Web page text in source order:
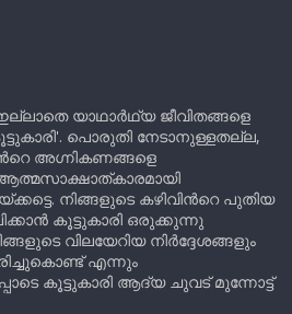
യാഥാർഥ്യ ജീവിതങ്ങളെ
പൊരുതി നേടാനുള്ളതല്ല,
അഗ്നികണങ്ങളെ
നിങ്ങളുടെ കഴിവിന്‍റെ പുതിയ
കൂട്ടുകാരി ഒരുക്കുന്നു
വിലയേറിയ നിർദ്ദേശങ്ങളും
എന്നും
കൂട്ടുകാരി ആദ്യ ചുവട് മുന്നോട്ട്